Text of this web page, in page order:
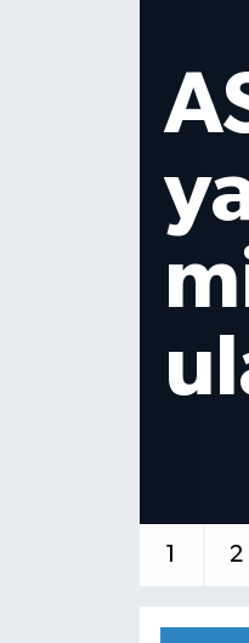
1 2
Burç Yorumları
Hava Durumu